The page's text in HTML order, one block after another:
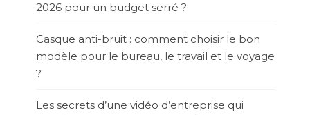
2026 pour un budget serré ?
Casque anti-bruit : comment choisir le bon
modèle pour le bureau, le travail et le voyage
?
Les secrets d’une vidéo d’entreprise qui